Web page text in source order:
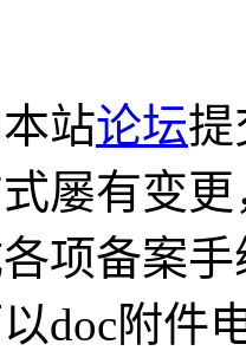
站论坛提
屡有变
项备案
doc附件